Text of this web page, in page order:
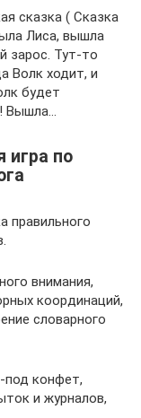
сказка ( Сказка
Лиса, вышла
зарос. Тут-то
Волк ходит, и
будет
Вышла…
игра по
правильного
внимания,
координаций,
словарного
под конфет,
и журналов,